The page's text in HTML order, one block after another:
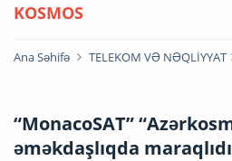
KOSMOS
Ana Səhifə TELEKOM VƏ NƏQLİYYAT
“MonacoSAT”
əməkdaşlıqda